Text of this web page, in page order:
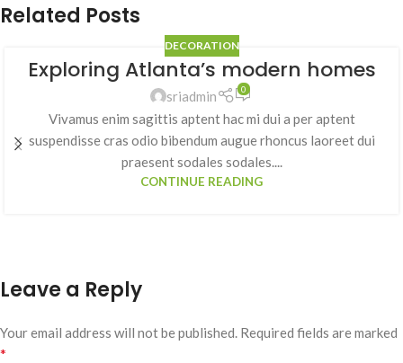
Related Posts
DECORATION
Exploring Atlanta’s modern homes
sriadmin 0
Vivamus enim sagittis aptent hac mi dui a per aptent
suspendisse cras odio bibendum augue rhoncus laoreet dui
praesent sodales sodales....
CONTINUE READING
Leave a Reply
Your email address will not be published. Required fields are marked
*